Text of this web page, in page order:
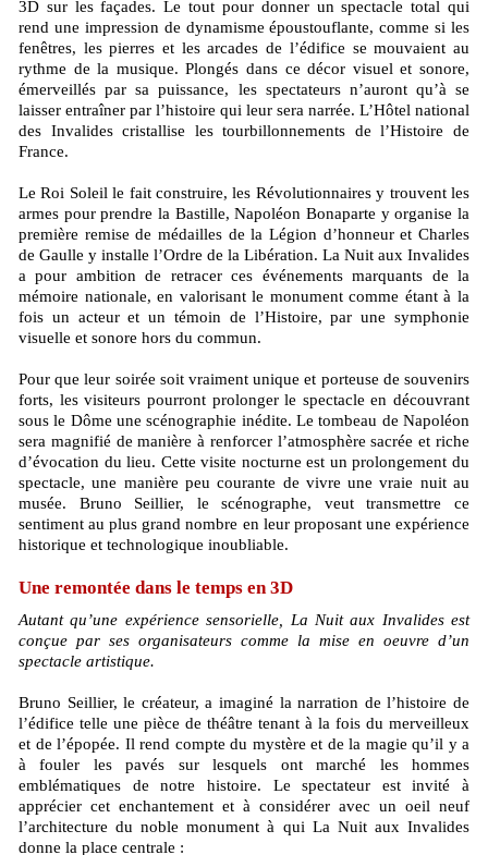
3D sur les façades. Le tout pour donner un spectacle total qui
rend une impression de dynamisme époustouflante, comme si les
fenêtres, les pierres et les arcades de l’édifice se mouvaient au
rythme de la musique. Plongés dans ce décor visuel et sonore,
émerveillés par sa puissance, les spectateurs n’auront qu’à se
laisser entraîner par l’histoire qui leur sera narrée. L’Hôtel national
des Invalides cristallise les tourbillonnements de l’Histoire de
France.
Le Roi Soleil le fait construire, les Révolutionnaires y trouvent les
armes pour prendre la Bastille, Napoléon Bonaparte y organise la
première remise de médailles de la Légion d’honneur et Charles
de Gaulle y installe l’Ordre de la Libération. La Nuit aux Invalides
a pour ambition de retracer ces événements marquants de la
mémoire nationale, en valorisant le monument comme étant à la
fois un acteur et un témoin de l’Histoire, par une symphonie
visuelle et sonore hors du commun.
Pour que leur soirée soit vraiment unique et porteuse de souvenirs
forts, les visiteurs pourront prolonger le spectacle en découvrant
sous le Dôme une scénographie inédite. Le tombeau de Napoléon
sera magnifié de manière à renforcer l’atmosphère sacrée et riche
d’évocation du lieu. Cette visite nocturne est un prolongement du
spectacle, une manière peu courante de vivre une vraie nuit au
musée. Bruno Seillier, le scénographe, veut transmettre ce
sentiment au plus grand nombre en leur proposant une expérience
historique et technologique inoubliable.
Une remontée dans le temps en 3D
Autant qu’une expérience sensorielle, La Nuit aux Invalides est
conçue par ses organisateurs comme la mise en oeuvre d’un
spectacle artistique.
Bruno Seillier, le créateur, a imaginé la narration de l’histoire de
l’édifice telle une pièce de théâtre tenant à la fois du merveilleux
et de l’épopée. Il rend compte du mystère et de la magie qu’il y a
à fouler les pavés sur lesquels ont marché les hommes
emblématiques de notre histoire. Le spectateur est invité à
apprécier cet enchantement et à considérer avec un oeil neuf
l’architecture du noble monument à qui La Nuit aux Invalides
donne la place centrale :